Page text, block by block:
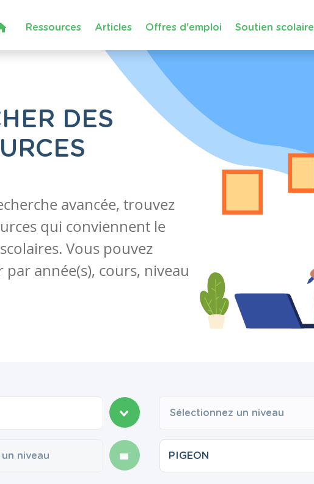
Ressources Articles Offres d'emploi Soutien scolaire
DES
avancée, trouvez
qui conviennent le
Vous pouvez
année(s), cours, niveau
Sélectionnez un niveau